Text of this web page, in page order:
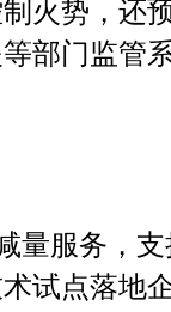
火势，还
部门监管
量服务，
试点落地